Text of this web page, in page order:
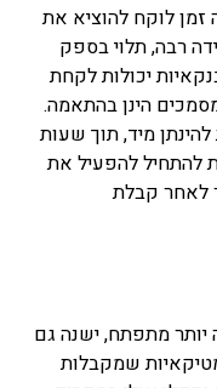
לוקח להוציא את
רבה, תלוי בספק
יכולות לקחת
הינן בהתאמה.
מיד, תוך שעות
להתחיל להפעיל את
לאחר קבלת
מתפתח, ישנה גם
שמקבלות